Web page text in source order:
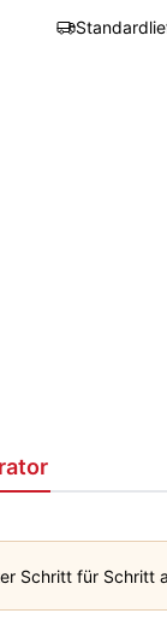
Schritt für Schritt